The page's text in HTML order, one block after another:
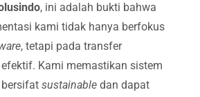
, ini adalah bukti bahwa
kami tidak hanya berfokus
, tetapi pada transfer
Kami memastikan sistem
sustainable dan dapat